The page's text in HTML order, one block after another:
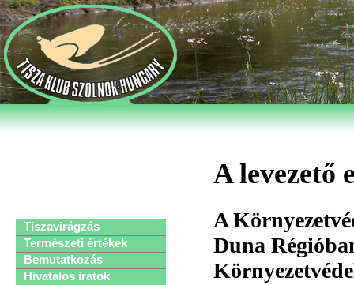
Tiszavirágzás
Természeti értékek
Bemutatkozás
Hivatalos iratok
A levezető
A
Duna